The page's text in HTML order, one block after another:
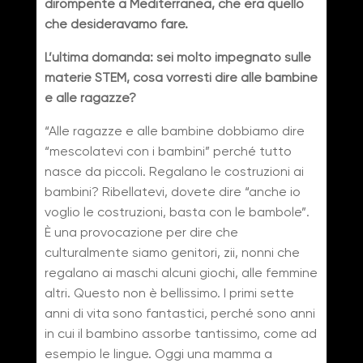
dirompente a Mediterranea, che era quello
che desideravamo fare.
L’ultima domanda: sei molto impegnato sulle
materie STEM, cosa vorresti dire alle bambine
e alle ragazze?
“Alle ragazze e alle bambine dobbiamo dire
“mescolatevi con i bambini” perché tutto
nasce da piccoli. Regalano le costruzioni ai
bambini? Ribellatevi, dovete dire “anche io
voglio le costruzioni, basta con le bambole”.
È una provocazione per dire che
culturalmente siamo genitori, zii, nonni che
regalano ai maschi alcuni giochi, alle femmine
altri. Questo non è bellissimo. I primi sette
anni di vita sono fantastici, perché sono anni
in cui il bambino assorbe tantissimo, come ad
esempio le lingue. Oggi una mamma a